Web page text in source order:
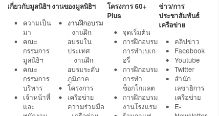
เกี่ยวกับมูลนิธิฯ
ความเป็น
มา
คณะ
กรรมการ
มูลนิธิฯ
คณะ
กรรมการ
บริหาร
เจ้าหน้าที่
และ
งานของมูลนิธิฯ
งานฝึกอบรม
- งานฝึก
อบรมใน
ประเทศ
- งานฝึก
อบรมระดับ
ภูมิภาค
โครงการ
เครือข่าย
ความร่วมมือ
โครงการ 60+
Plus
จุดเริ่มต้น
การฝึกอบรม
การทำเบเก
อรี่
การฝึกอบรม
การทำ
ช็อกโกแลต
การฝึกอบรม
งานโรงแรม
ข่าว/การ
ประชาสัมพันธ์
เครือข่าย
คลิปข่าว
Facebook
Youtube
Twitter
สำนัก
เลขาธิการ
เครือข่าย
E-